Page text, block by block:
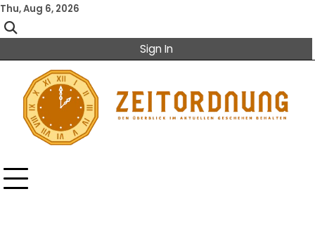
Skip
to
content
Thu, Aug 6, 2026
Sign In